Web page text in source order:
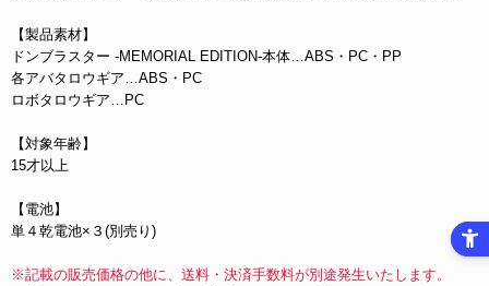
【製品素材】
ドンブラスター -MEMORIAL EDITION-本体…ABS・PC・PP
各アバタロウギア…ABS・PC
ロボタロウギア…PC
【対象年齢】
15才以上
【電池】
単４乾電池×３(別売り)
※記載の販売価格の他に、送料・決済手数料が別途発生いたします。